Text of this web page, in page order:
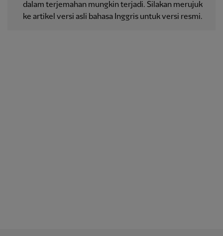
dalam terjemahan mungkin terjadi. Silakan merujuk
ke artikel versi asli bahasa Inggris untuk versi resmi.